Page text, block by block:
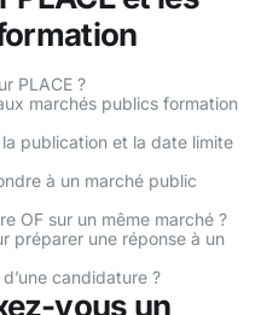
PLACE ?
marchés publics formation
publication et la date limite
à un marché public
OF sur un même marché ?
préparer une réponse à un
candidature ?
vous un